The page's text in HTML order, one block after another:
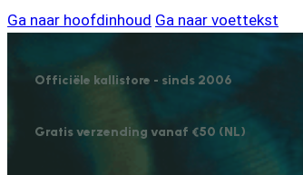
Ga naar hoofdinhoud Ga naar voettekst
Officiële kallistore - sinds 2006
Gratis verzending vanaf €50 (NL)